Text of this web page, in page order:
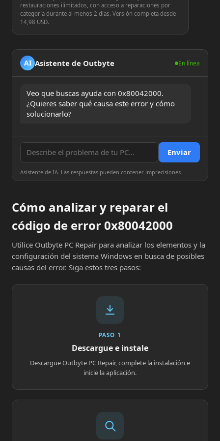
restauraciones ilimitados, con acceso a reparaciones por
categoría durante al menos 2 días. Versión completa desde
14,98 USD.
AI Asistente de Outbyte En línea
Veo que buscas ayuda con 0x80042000.
¿Quieres saber qué causa este error y cómo
solucionarlo?
Enviar
Asistente de IA. Las respuestas pueden contener imprecisiones.
Cómo analizar y reparar el
código de error 0x80042000
Utilice Outbyte PC Repair para analizar los elementos y la
configuración del sistema Windows en busca de posibles
causas del error. Siga estos tres pasos:
PASO 1
Descargue e instale
Descargue Outbyte PC Repair, complete la instalación e
inicie la aplicación.